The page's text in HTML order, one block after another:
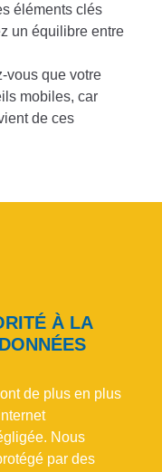
éléments clés
un équilibre entre
vous que votre
mobiles, car
de ces
À LA
de plus en plus
Nous
par des